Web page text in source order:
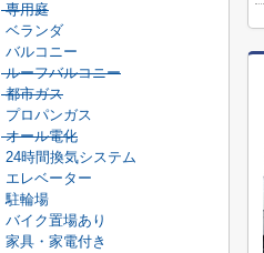
専用庭
ベランダ
バルコニー
ルーフバルコニー
都市ガス
プロパンガス
オール電化
24時間換気システム
エレベーター
駐輪場
バイク置場あり
家具・家電付き